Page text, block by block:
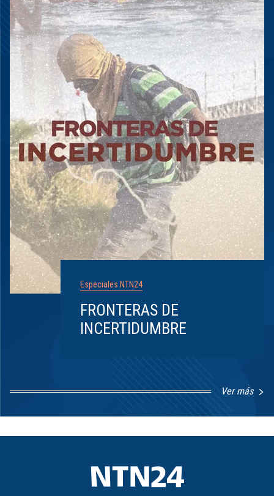
Especiales NTN24
FRONTERAS DE
INCERTIDUMBRE
Ver más
1
8